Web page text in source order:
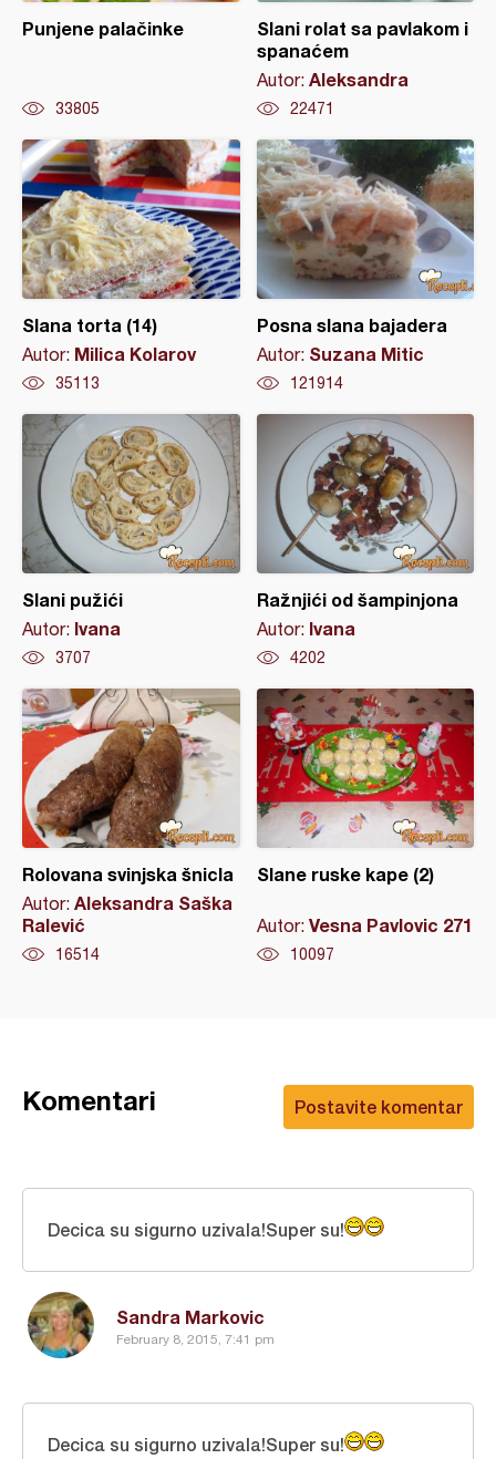
Punjene palačinke
33805
Slani rolat sa pavlakom i
spanaćem
Autor: Aleksandra
22471
Slana torta (14)
Autor: Milica Kolarov
35113
Posna slana bajadera
Autor: Suzana Mitic
121914
Slani pužići
Autor: Ivana
3707
Ražnjići od šampinjona
Autor: Ivana
4202
Rolovana svinjska šnicla
Autor: Aleksandra Saška
Ralević
16514
Slane ruske kape (2)
Autor: Vesna Pavlovic 271
10097
Postavite komentar
Komentari
Sandra Markovic
February 8, 2015, 7:41 pm
Decica su sigurno uzivala!Super su!
Decica su sigurno uzivala!Super su!